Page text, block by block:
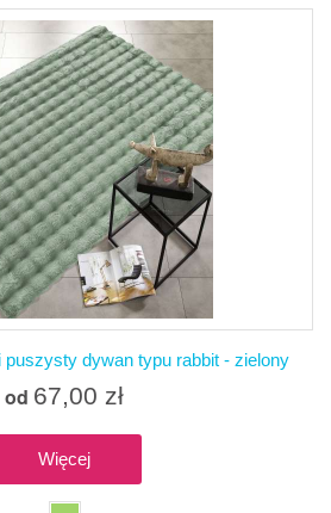
puszysty dywan typu rabbit - zielony
od 67,00 zł
Więcej